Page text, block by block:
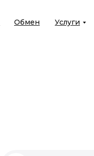
Услуги
Обмен